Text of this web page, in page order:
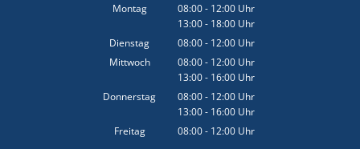
Montag 08:00- 12:00 Uhr
Von 08:00 bis 12:00 Uhr
13:00- 18:00 Uhr
Von 13:00 bis 18:00 Uhr
Dienstag 08:00- 12:00 Uhr
Von 08:00 bis 12:00 Uhr
Mittwoch 08:00- 12:00 Uhr
Von 08:00 bis 12:00 Uhr
13:00- 16:00 Uhr
Von 13:00 bis 16:00 Uhr
Donnerstag 08:00- 12:00 Uhr
Von 08:00 bis 12:00 Uhr
13:00- 16:00 Uhr
Von 13:00 bis 16:00 Uhr
Freitag 08:00- 12:00 Uhr